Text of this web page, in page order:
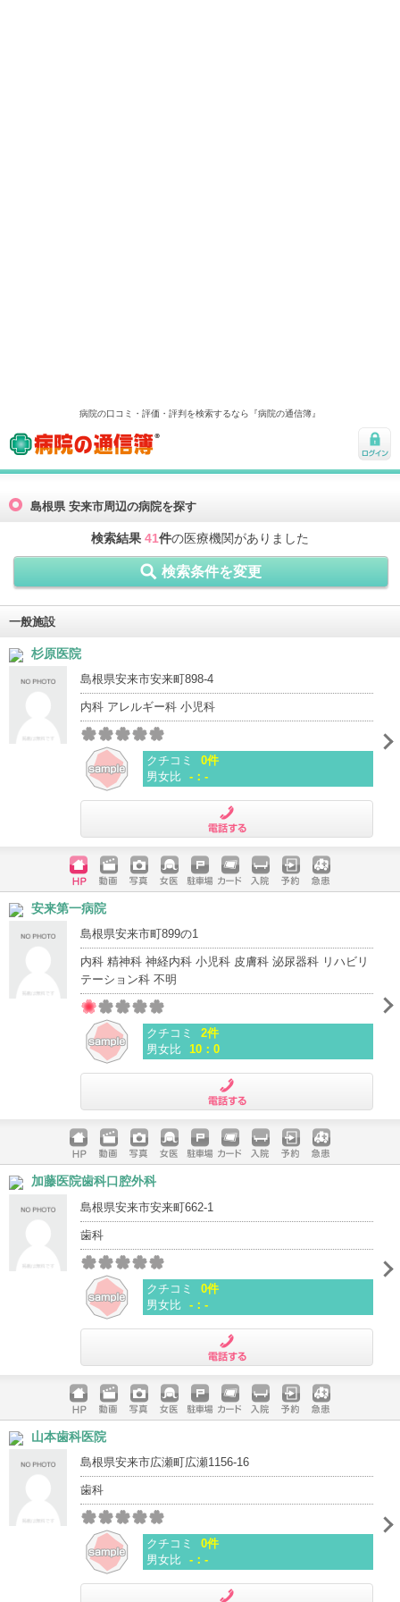
病院の口コミ・評価・評判を検索するなら『病院の通信簿』
病院の通信簿
ログ
島根県 安来市周辺の病院を探す
検索結果 41件の医療機関がありました
検索条件を変更
一般施設
杉原医院
島根県安来市安来町898-4
内科 アレルギー科 小児科
クチコミ
0件
男女比 -：-
ホームペ
ージ
動画 写真 女医 駐車場
クレジッ
入院 予約 急患
安来第一病院
島根県安来市町899の1
内科 精神科 神経内科 小児科 皮膚科 泌尿器科 リハビリ
テーション科 不明
クチコミ
2件
男女比 10：0
ホームペ
ージ
動画 写真 女医 駐車場
クレジッ
入院 予約 急患
加藤医院歯科口腔外科
島根県安来市安来町662-1
歯科
クチコミ
0件
男女比 -：-
ホームペ
ージ
動画 写真 女医 駐車場
クレジッ
入院 予約 急患
山本歯科医院
島根県安来市広瀬町広瀬1156-16
歯科
クチコミ
0件
男女比 -：-